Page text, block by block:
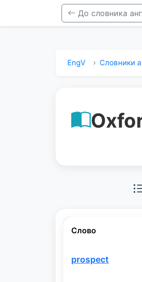
До словника
EngV Словники
Слово
prospect